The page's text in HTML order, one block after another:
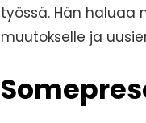
työssä. Hän haluaa
muutokselle ja